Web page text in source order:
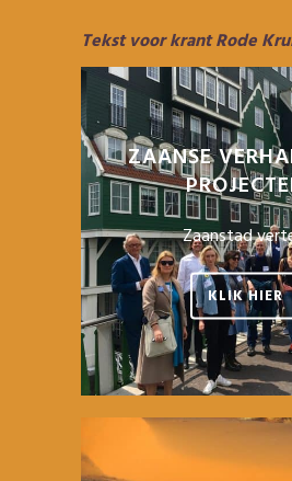
Tekst voor krant Rode
ZAANSE
Zaanstad
KLIK HIER